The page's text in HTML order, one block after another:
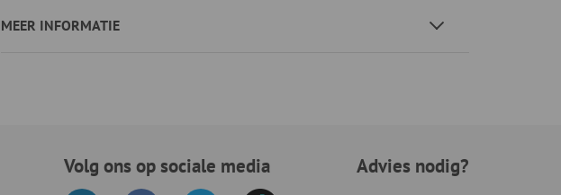
MEER INFORMATIE
Volg ons op sociale media Advies nodig?